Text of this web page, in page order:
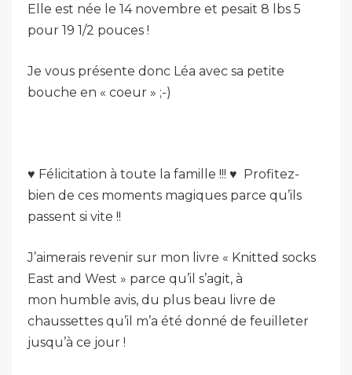
Elle est née le 14 novembre et pesait 8 lbs 5
pour 19 1/2 pouces !
Je vous présente donc Léa avec sa petite
bouche en « coeur » ;-)
♥ Félicitation à toute la famille !!! ♥ Profitez-
bien de ces moments magiques parce qu’ils
passent si vite !!
J’aimerais revenir sur mon livre « Knitted socks
East and West » parce qu’il s’agit, à
mon humble avis, du plus beau livre de
chaussettes qu’il m’a été donné de feuilleter
jusqu’à ce jour !